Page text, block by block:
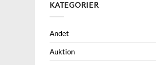
KATEGORIER
Andet
Auktion